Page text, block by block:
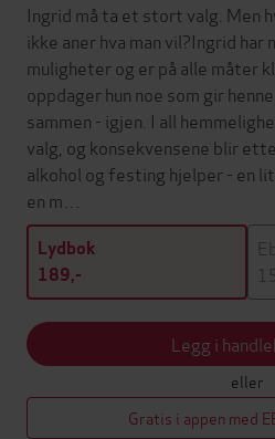
Ingrid må ta et stort valg. Men
ikke aner hva man vil?Ingrid
muligheter og er på alle måter
oppdager hun noe som gir
sammen - igjen. I all
valg, og konsekvensene blir
alkohol og festing hjelper - en
en m…
Lydbok
189,-
Legg i
eller
Gratis i appen med